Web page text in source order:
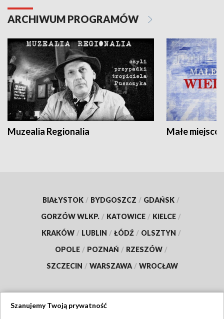
ARCHIWUM PROGRAMÓW
Muzealia Regionalia Małe
BIAŁYSTOK / BYDGOSZCZ / GDAŃSK /
GORZÓW WLKP. / KATOWICE / KIELCE /
KRAKÓW / LUBLIN / ŁÓDŹ / OLSZTYN /
OPOLE / POZNAŃ / RZESZÓW /
SZCZECIN / WARSZAWA / WROCŁAW
Szanujemy Twoją prywatność